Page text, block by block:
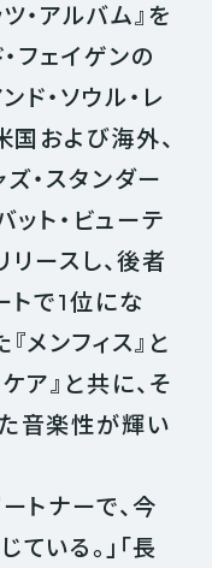
・アルバム』を
フェイゲンの
ド・ソウル・レ
国および海外、
・スタンダー
ット・ビューテ
リースし、後者
トで1位にな
メンフィス』と
ア』と共に、そ
音楽性が輝い
トナーで、今
いる。」「長